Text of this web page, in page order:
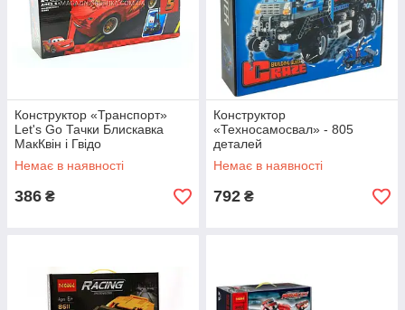
Конструктор «Транспорт»
Let's Go Тачки Блискавка
МакКвін і Гвідо
Немає в наявності
386 ₴
Конструктор
«Техносамосвал» - 805
деталей
Немає в наявності
792 ₴